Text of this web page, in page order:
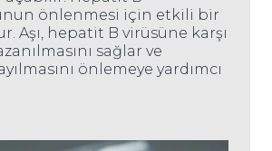
önlenmesi için etkili bir
Aşı, hepatit B virüsüne karşı
sağlar ve
önlemeye yardımcı